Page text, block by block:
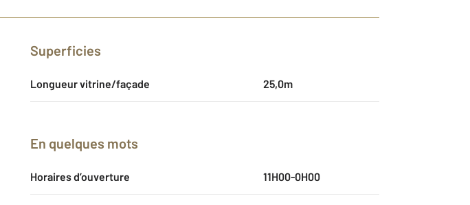
Superficies
Longueur vitrine/façade 25,0m
En quelques mots
Horaires d’ouverture 11H00-0H00